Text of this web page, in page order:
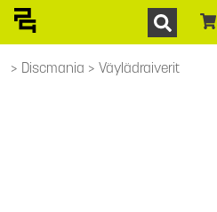
Discmania Väylädraiverit